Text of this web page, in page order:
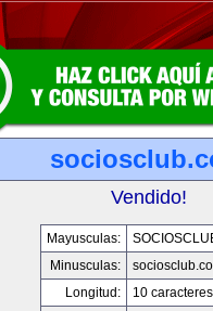
Vendido!
Mayusculas:
Minusculas:
Longitud:
10 caracteres